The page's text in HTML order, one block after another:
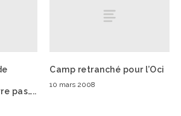
pas…..
Camp retranché pour l’Oci
10 mars 2008